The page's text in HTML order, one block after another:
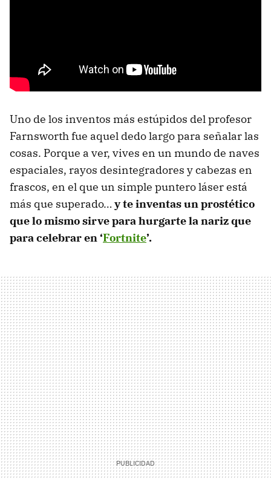
Uno de los inventos más estúpidos del profesor
Farnsworth fue aquel dedo largo para señalar las
cosas. Porque a ver, vives en un mundo de naves
espaciales, rayos desintegradores y cabezas en
frascos, en el que un simple puntero láser está
más que superado… y te inventas un prostético
que lo mismo sirve para hurgarte la nariz que
para celebrar en ‘Fortnite’.